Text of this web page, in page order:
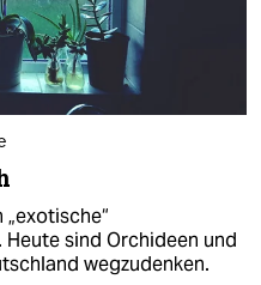
sind Orchideen und
wegzudenken.